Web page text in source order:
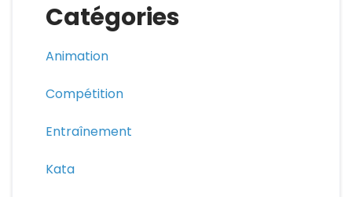
Catégories
Animation
Compétition
Entraînement
Kata